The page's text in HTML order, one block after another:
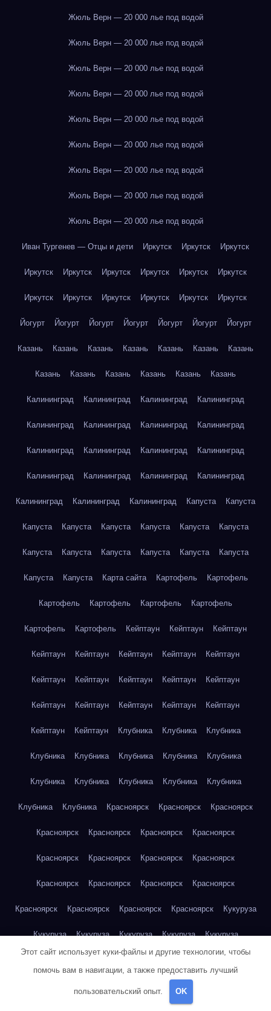
Жюль Верн — 20 000 лье под водой
Жюль Верн — 20 000 лье под водой
Жюль Верн — 20 000 лье под водой
Жюль Верн — 20 000 лье под водой
Жюль Верн — 20 000 лье под водой
Жюль Верн — 20 000 лье под водой
Жюль Верн — 20 000 лье под водой
Жюль Верн — 20 000 лье под водой
Жюль Верн — 20 000 лье под водой
Иван Тургенев — Отцы и дети Иркутск Иркутск Иркутск
Иркутск Иркутск Иркутск Иркутск Иркутск Иркутск
Иркутск Иркутск Иркутск Иркутск Иркутск Иркутск
Йогурт Йогурт Йогурт Йогурт Йогурт Йогурт Йогурт
Казань Казань Казань Казань Казань Казань Казань
Казань Казань Казань Казань Казань Казань
Калининград Калининград Калининград Калининград
Калининград Калининград Калининград Калининград
Калининград Калининград Калининград Калининград
Калининград Калининград Калининград Калининград
Калининград Калининград Калининград Капуста Капуста
Капуста Капуста Капуста Капуста Капуста Капуста
Капуста Капуста Капуста Капуста Капуста Капуста
Капуста Капуста Карта сайта Картофель Картофель
Картофель Картофель Картофель Картофель
Картофель Картофель Кейптаун Кейптаун Кейптаун
Кейптаун Кейптаун Кейптаун Кейптаун Кейптаун
Кейптаун Кейптаун Кейптаун Кейптаун Кейптаун
Кейптаун Кейптаун Кейптаун Кейптаун Кейптаун
Кейптаун Кейптаун Клубника Клубника Клубника
Клубника Клубника Клубника Клубника Клубника
Клубника Клубника Клубника Клубника Клубника
Клубника Клубника Красноярск Красноярск Красноярск
Красноярск Красноярск Красноярск Красноярск
Красноярск Красноярск Красноярск Красноярск
Красноярск Красноярск Красноярск Красноярск
Красноярск Красноярск Красноярск Красноярск Кукуруза
Кукуруза Кукуруза Кукуруза Кукуруза Кукуруза
Этот сайт использует куки-файлы и другие технологии, чтобы
помочь вам в навигации, а также предоставить лучший
пользовательский опыт. OK